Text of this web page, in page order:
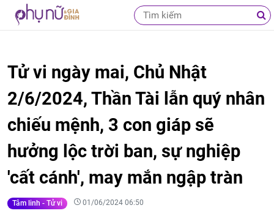
Tử vi ngày mai, Chủ Nhật
2/6/2024, Thần Tài lẫn quý nhân
chiếu mệnh, 3 con giáp sẽ
hưởng lộc trời ban, sự nghiệp
'cất cánh', may mắn ngập tràn
Tâm linh - Tử vi 01/06/2024 06:50